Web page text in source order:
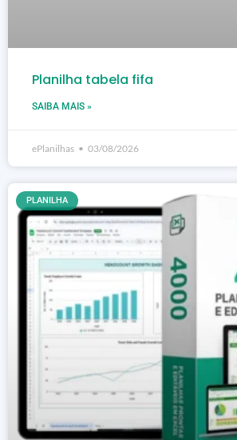
Planilha tabela fifa
SAIBA MAIS »
ePlanilhas 03/08/2026
PLANILHA